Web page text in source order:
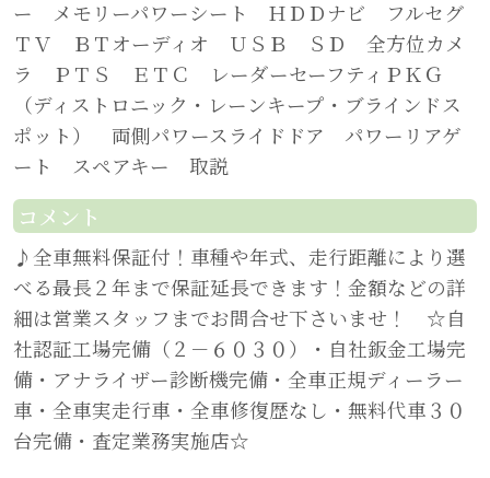
ー メモリーパワーシート ＨＤＤナビ フルセグ
ＴＶ ＢＴオーディオ ＵＳＢ ＳＤ 全方位カメ
ラ ＰＴＳ ＥＴＣ レーダーセーフティＰＫＧ
（ディストロニック・レーンキープ・ブラインドス
ポット） 両側パワースライドドア パワーリアゲ
ート スペアキー 取説
コメント
♪全車無料保証付！車種や年式、走行距離により選
べる最長２年まで保証延長できます！金額などの詳
細は営業スタッフまでお問合せ下さいませ！ ☆自
社認証工場完備（２－６０３０）・自社鈑金工場完
備・アナライザー診断機完備・全車正規ディーラー
車・全車実走行車・全車修復歴なし・無料代車３０
台完備・査定業務実施店☆